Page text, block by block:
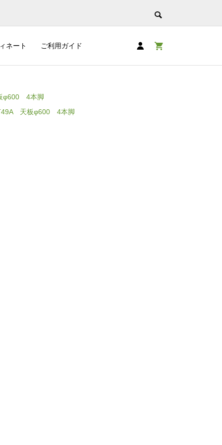
ネート ご利用ガイド
φ600 4本脚
天板φ600 4本脚